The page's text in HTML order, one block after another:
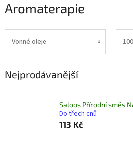
Aromaterapie
Vonné oleje
Nejprodávanější
Saloos Přírodní směs
Do třech dnů
113 Kč